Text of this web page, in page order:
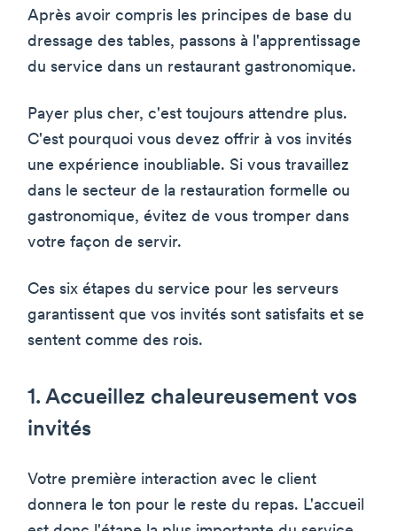
Après avoir compris les principes de base du
dressage des tables, passons à l'apprentissage
du service dans un restaurant gastronomique.
Payer plus cher, c'est toujours attendre plus.
C'est pourquoi vous devez offrir à vos invités
une expérience inoubliable. Si vous travaillez
dans le secteur de la restauration formelle ou
gastronomique, évitez de vous tromper dans
votre façon de servir.
Ces six étapes du service pour les serveurs
garantissent que vos invités sont satisfaits et se
sentent comme des rois.
1. Accueillez chaleureusement vos
invités
Votre première interaction avec le client
donnera le ton pour le reste du repas. L'accueil